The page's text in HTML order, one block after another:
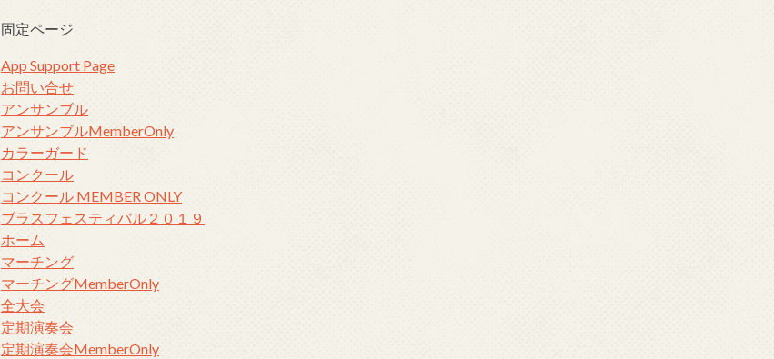
固定ページ
App Support Page
お問い合せ
アンサンブル
アンサンブルMemberOnly
カラーガード
コンクール
コンクール MEMBER ONLY
ブラスフェスティバル２０１９
ホーム
マーチング
マーチングMemberOnly
全大会
定期演奏会
定期演奏会MemberOnly